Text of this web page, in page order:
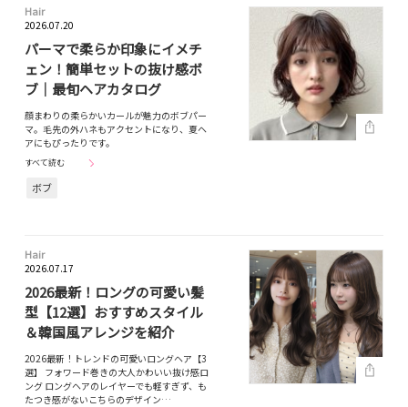
Hair
2026.07.20
パーマで柔らか印象にイメチ
ェン！簡単セットの抜け感ボ
ブ｜最旬ヘアカタログ
顔まわりの柔らかいカールが魅力のボブパー
マ。毛先の外ハネもアクセントになり、夏ヘ
アにもぴったりです。
すべて読む
ボブ
Hair
2026.07.17
2026最新！ロングの可愛い髪
型【12選】おすすめスタイル
＆韓国風アレンジを紹介
2026最新！トレンドの可愛いロングヘア【3
選】 フォワード巻きの大人かわいい抜け感ロ
ング ロングヘアのレイヤーでも軽すぎず、も
たつき感がないこちらのデザイン…